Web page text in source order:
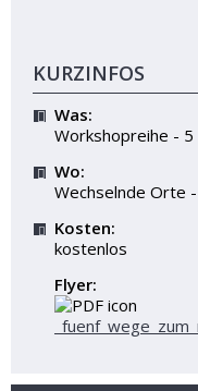
KURZINFOS
Was:
Workshopreihe - 5
Wo:
Wechselnde Orte
Kosten:
kostenlos
Flyer: